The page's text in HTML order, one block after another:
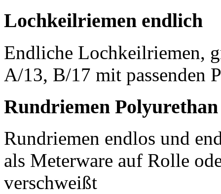
Lochkeilriemen endlich
Endliche Lochkeilriemen,
A/13, B/17 mit passenden
Rundriemen Polyurethan
Rundriemen endlos und
als Meterware auf Rolle
verschweißt